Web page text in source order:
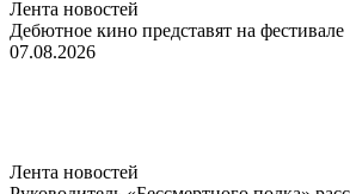
Лента новостей
Дебютное кино представят на фестивале
07.08.2026
Лента новостей